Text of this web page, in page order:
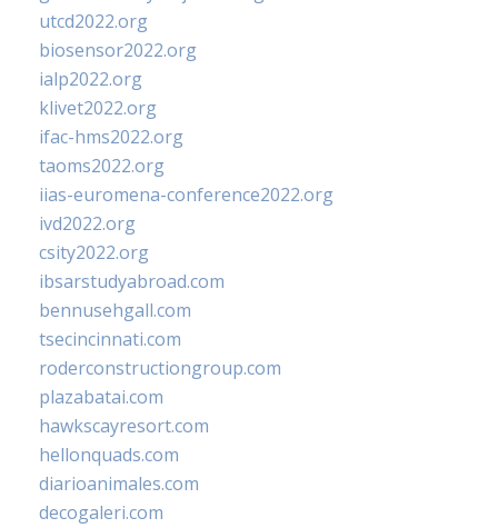
utcd2022.org
biosensor2022.org
ialp2022.org
klivet2022.org
ifac-hms2022.org
taoms2022.org
iias-euromena-conference2022.org
ivd2022.org
csity2022.org
ibsarstudyabroad.com
bennusehgall.com
tsecincinnati.com
roderconstructiongroup.com
plazabatai.com
hawkscayresort.com
hellonquads.com
diarioanimales.com
decogaleri.com